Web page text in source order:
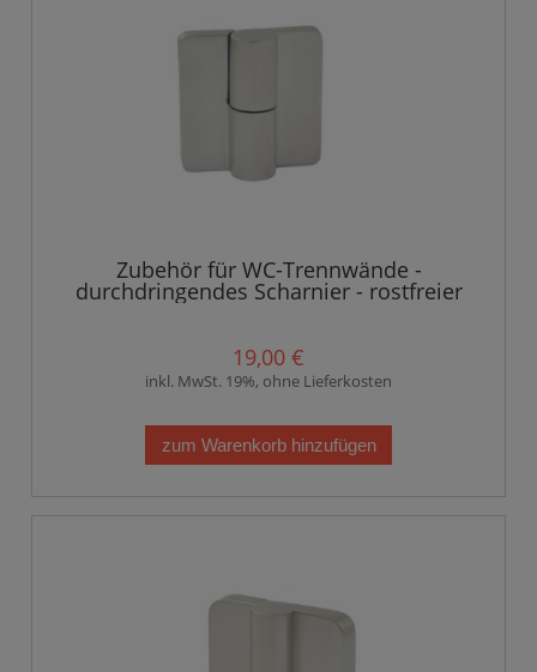
Zubehör für WC-Trennwände -
durchdringendes Scharnier - rostfreier
19,00 €
inkl. MwSt. 19%, ohne Lieferkosten
zum Warenkorb hinzufügen